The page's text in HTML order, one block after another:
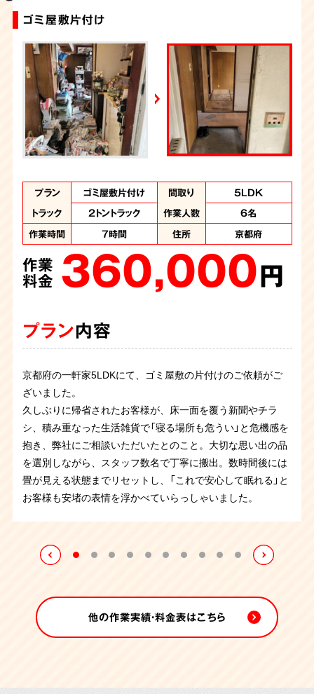
2026年7月7日放送
FRIDAYデジタル
2026年7月6日放送
週刊循環経済新聞（7月6日号）
2026年7月4日放送
YouTube｜好井まさおの怪談を浴びる会
2026年6月28日放送
Yahoo!ニュース
ゴミ屋敷片付け
プラン ゴミ屋敷片付け 間取り
5LDK
トラック
2トントラック 作業人数
6名
作業時間
7時間 住所 京都府
作業
料金 360,000円
プラン内容
京都府の一軒家5LDKにて、ゴミ屋敷の片付けのご依頼がご
ざいました。
久しぶりに帰省されたお客様が、床一面を覆う新聞やチラ
シ、積み重なった生活雑貨で「寝る場所も危うい」と危機感を
抱き、弊社にご相談いただいたとのこと。大切な思い出の品
を選別しながら、スタッフ数名で丁寧に搬出。数時間後には
畳が見える状態までリセットし、「これで安心して眠れる」と
お客様も安堵の表情を浮かべていらっしゃいました。
ゴミ屋敷片付け
作業内容 ゴミ屋敷片付け 間取り
4LDK
作業人数
7名 作業時間
8時間
住所
京都府 作業項目
大量の不用品回収、
2トントラック1台、
パッカー車2台
作業 350,000
プラン内容
解体に伴い、お部屋のお片付けのご依頼を承りました。長年
お住まいになられていた各お部屋はゴミが大量に蓄積されて
おりました。必要品と不用品の仕分けをし、不用品を回収さ
せていただきました。こういったお家も対応しておりますの
で、是非お問い合わせください。
汚部屋片付け・ゴミ屋敷清掃（京都）
作業内容 汚部屋片付け 間取り
1K
作業人数
5名 作業日数
１日
住所
京都 作業項目 大量の不用品回収
作業
料金 270,000円
プラン内容
ワンルーム汚部屋片付けのご依頼です。コンビニ弁当の容器
やペットボトルが大量にあり仕分けが非常に大変でした。ノ
ートパソコンなど必要なものもあったため、慎重に仕分けを
しながら１日がかりの作業になりました。残すものはお客様
にお渡しして無事に作業終了です。
ゴミ屋敷片付け
プラン ゴミ屋敷片付け 間取り
4DK
トラック
2トントラック 作業人数
3名
作業時間
4時間 住所 京都府
作業
料金 150,000円
プラン内容
京都の一軒家4DKにて、ゴミ屋敷の片付けのご依頼がござい
ました。
久しぶりにご実家へ帰省されたご依頼主様が、床が見えない
ほど積み重なった荷物に驚かれ、ご相談くださいました。 カ
ビが生じていた大型家具や長年の不用品を一斉に回収し、数
時間で広々とした本来の空間へ。作業後、安堵されたご家族
の笑顔を拝見でき、私共も大きなやりがいを感じた現場でし
た。
特殊清掃+ゴミ屋敷片付け
作業内容
特殊清掃、ゴミ屋敷
片付け
間取り 4LDK
作業人数 8名 作業時間
10時間
住所
京都府 作業項目
汚染か所清掃、汚染
か所撤去、大量の不
用品処分、遺品整理
料金 480,000
プラン内容
京都府のお客さまより、ゴミ屋敷で孤独死されたというご依
頼を受け、片付けに伴い遺品整理と特殊清掃を承りました。
孤独死現場ということで特殊清掃と遺品整理、そして部屋の
片付けをさせていただきました。現場は刺激臭と大量の害虫
が繁殖していたので大変な作業になりました。丸2日かけて
の作業となりましたが無事に終えることが出来ました。
ゴミ屋敷片付け
作業内容 ゴミ屋敷片付け 間取り
3LDK
作業人数
7名 作業日数
1日
住所
京都府 作業項目
大量の不用品処
分 2トントラック1
台、パッカー車2台
分の処分
料金 350,000
プラン内容
お部屋を片付けたいとずっと思っていたが中々踏ん切りがつ
かなかったお客様から今回決意を固めたとのことでご連絡を
頂きました。現場はいわゆるゴミ屋敷の状態で各お部屋は大
量の衣類やゴミが積み上げられており、仕分け作業から入り
ました。不用品を分別して搬出作業を進め、片付けていくと
床をみて大変感動しておられました。1日にかけて作業をお
こない無事に業務は完了致しました。
大量の不用品回収（ゴミ屋敷）
作業内容 ゴミ屋敷片付け 間取り
3LDK
作業人数
6名 作業日数
2日
住所
京都 住所 大量の不用品回収
作業
料金 400,000円
プラン内容
お客様からゴミ屋敷片付けのご依頼です。マンション3LDK
の間取りで足の踏み場がない量でした。各部屋にスタッフ分
かれて効率よく作業を進めていきます。お客様から残して
（探して）ほしいモノのリストをいただいていましたので探索
しながらの作業です。２日に分けての作業となり、無事に探
し物も見つかってお客様にはご満足いただけました。
ゴミ屋敷片付け
作業内容 ゴミ屋敷片付け 間取り
1K
作業人数
4名 作業時間
6時間
住所
京都府 作業項目 大量の不用品回収
作業
料金 187,000円
プラン内容
音信普通になってしまったご子息様のお部屋を片してほしい
とのご依頼でした。お部屋はトイレまでゴミ屋敷の状態でペ
ットボトルが山積みになり、たばこの吸い殻が大量にありま
したので火事の危険性を感じたお部屋でした。スタッフ4名
の6時間程で全ての作業が完了しました。
大量の不用品回収（ゴミ屋敷）
作業内容 ゴミ屋敷片付け 間取り
2DK
作業人数
4名 作業日数
6時間
住所
京都 作業項目 大量の不用品回収
作業
料金 120,000円
プラン内容
全く片付けられないので一緒に片付けを手伝ってほしいとお
客様よりご依頼をいただきました。部屋は服や新聞紙などリ
サイクルできるものが溢れかえっていました。リサイクル資
源はしっかりと分別すること処分費用を抑えることができま
す。お客様と一緒に確認しながらの作業でお客様は進んで処
分の判断が出来ていたのでスムーズに作業を終えることがで
きました。
ゴミ屋敷片付け
作業内容 ゴミ屋敷片付け 間取り
1LDK
作業人数
4名 作業時間
5時間
住所
京都府 作業項目
大量の不用品回収
（2トントラック1台、
パッカー車１台）、ハ
ウスクリーニング
料金 225,000
プラン内容
お部屋にゴミが蓄積している状態のため片付けてほしいとの
ご依頼を頂きました。足の踏み場がなく生活用品の廃棄物や
ペットボトルなど散乱していました。掃除した後も住まわれ
るとのことで、ご依頼者様立ち合いのもと不用品と必要品の
仕分けを慎重に行い作業を進めていき、スタッフ4名の5時間
程で清掃は完了致しました。
他の作業実績・料金表はこちら